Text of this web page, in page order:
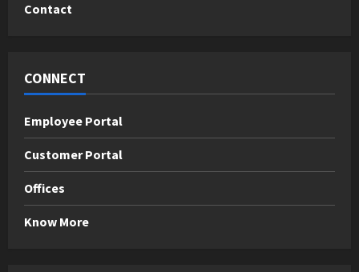
Contact
CONNECT
Employee Portal
Customer Portal
Offices
Know More